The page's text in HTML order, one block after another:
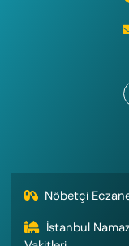
Nöbetçi
İstanbul